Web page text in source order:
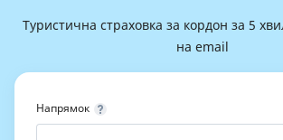
Туристична страховка за кордон за 5
на email
Напрямок